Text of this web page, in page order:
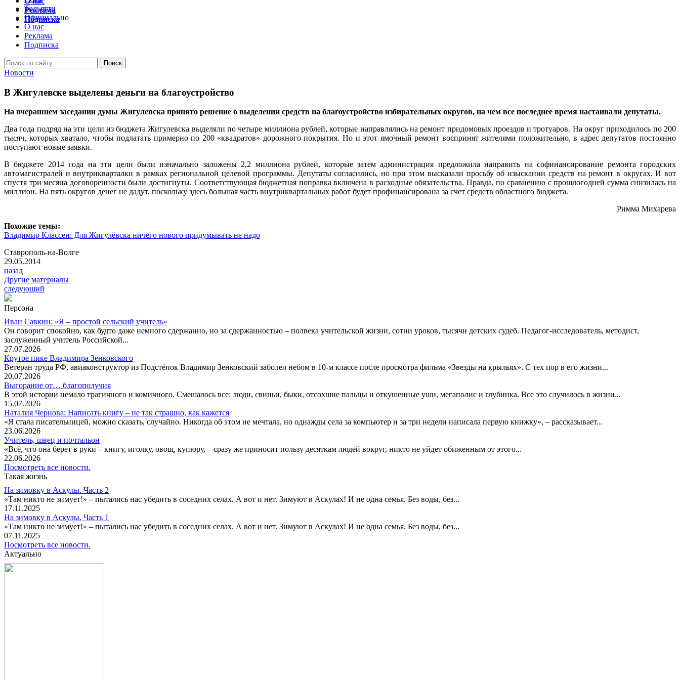
Тольятти
Официально
О нас
Реклама
Подписка
Новости
В Жигулевске выделены деньги на благоустройство
На вчерашнем заседании думы Жигулевска принято решение о выделении средств на благоустройство избирательных округов, на чем все последнее время настаивали депутаты.
Два года подряд на эти цели из бюджета Жигулевска выделяли по четыре миллиона рублей, которые направлялись на ремонт придомовых проездов и тротуаров. На округ приходилось по 200
тысяч, которых хватало, чтобы подлатать примерно по 200 «квадратов» дорожного покрытия. Но и этот ямочный ремонт воспринят жителями положительно, в адрес депутатов постоянно
поступают новые заявки.
В бюджете 2014 года на эти цели были изначально заложены 2,2 миллиона рублей, которые затем администрация предложила направить на софинансирование ремонта городских
автомагистралей и внутрикварталки в рамках региональной целевой программы. Депутаты согласились, но при этом высказали просьбу об изыскании средств на ремонт в округах. И вот
спустя три месяца договоренности были достигнуты. Соответствующая бюджетная поправка включена в расходные обязательства. Правда, по сравнению с прошлогодней сумма снизилась на
миллион. На пять округов денег не дадут, поскольку здесь большая часть внутриквартальных работ будет профинансирована за счет средств областного бюджета.
Римма Михарева
Похожие темы:
Владимир Классен: Для Жигулёвска ничего нового придумывать не надо
Ставрополь-на-Волге
29.05.2014
назад
Другие материалы
следующий
Персона
Иван Савкин: «Я – простой сельский учитель»
Он говорит спокойно, как будто даже немного сдержанно, но за сдержанностью – полвека учительской жизни, сотни уроков, тысячи детских судеб. Педагог-исследователь, методист,
заслуженный учитель Российской...
27.07.2026
Крутое пике Владимира Зенковского
Ветеран труда РФ, авиаконструктор из Подстёпок Владимир Зенковский заболел небом в 10-м классе после просмотра фильма «Звезды на крыльях». С тех пор в его жизни...
20.07.2026
Выгорание от… благополучия
В этой истории немало трагичного и комичного. Смешалось все: люди, свиньи, быки, отсохшие пальцы и откушенные уши, мегаполис и глубинка. Все это случилось в жизни...
15.07.2026
Наталия Чернова: Написать книгу – не так страшно, как кажется
«Я стала писательницей, можно сказать, случайно. Никогда об этом не мечтала, но однажды села за компьютер и за три недели написала первую книжку», – рассказывает...
23.06.2026
Учитель, швец и почтальон
«Всё, что она берет в руки – книгу, иголку, овощ, купюру, – сразу же приносит пользу десяткам людей вокруг, никто не уйдет обиженным от этого...
22.06.2026
Посмотреть все новости.
Такая жизнь
На зимовку в Аскулы. Часть 2
«Там никто не зимует!» – пытались нас убедить в соседних селах. А вот и нет. Зимуют в Аскулах! И не одна семья. Без воды, без...
17.11.2025
На зимовку в Аскулы. Часть 1
«Там никто не зимует!» – пытались нас убедить в соседних селах. А вот и нет. Зимуют в Аскулах! И не одна семья. Без воды, без...
07.11.2025
Посмотреть все новости.
Актуально
Реклама
Подписка